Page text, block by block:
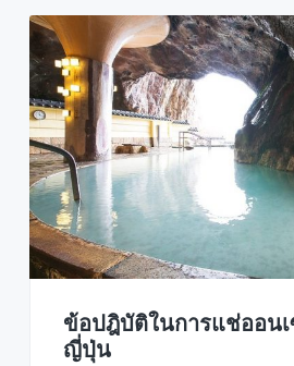
ข้อปฎิบัติในการแช่ออน
ญี่ปุ่น